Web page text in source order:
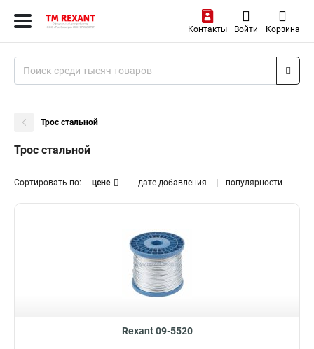
Контакты Войти Корзина
Трос стальной
Трос стальной
Сортировать по: цене дате добавления популярности
Rexant 09-5520